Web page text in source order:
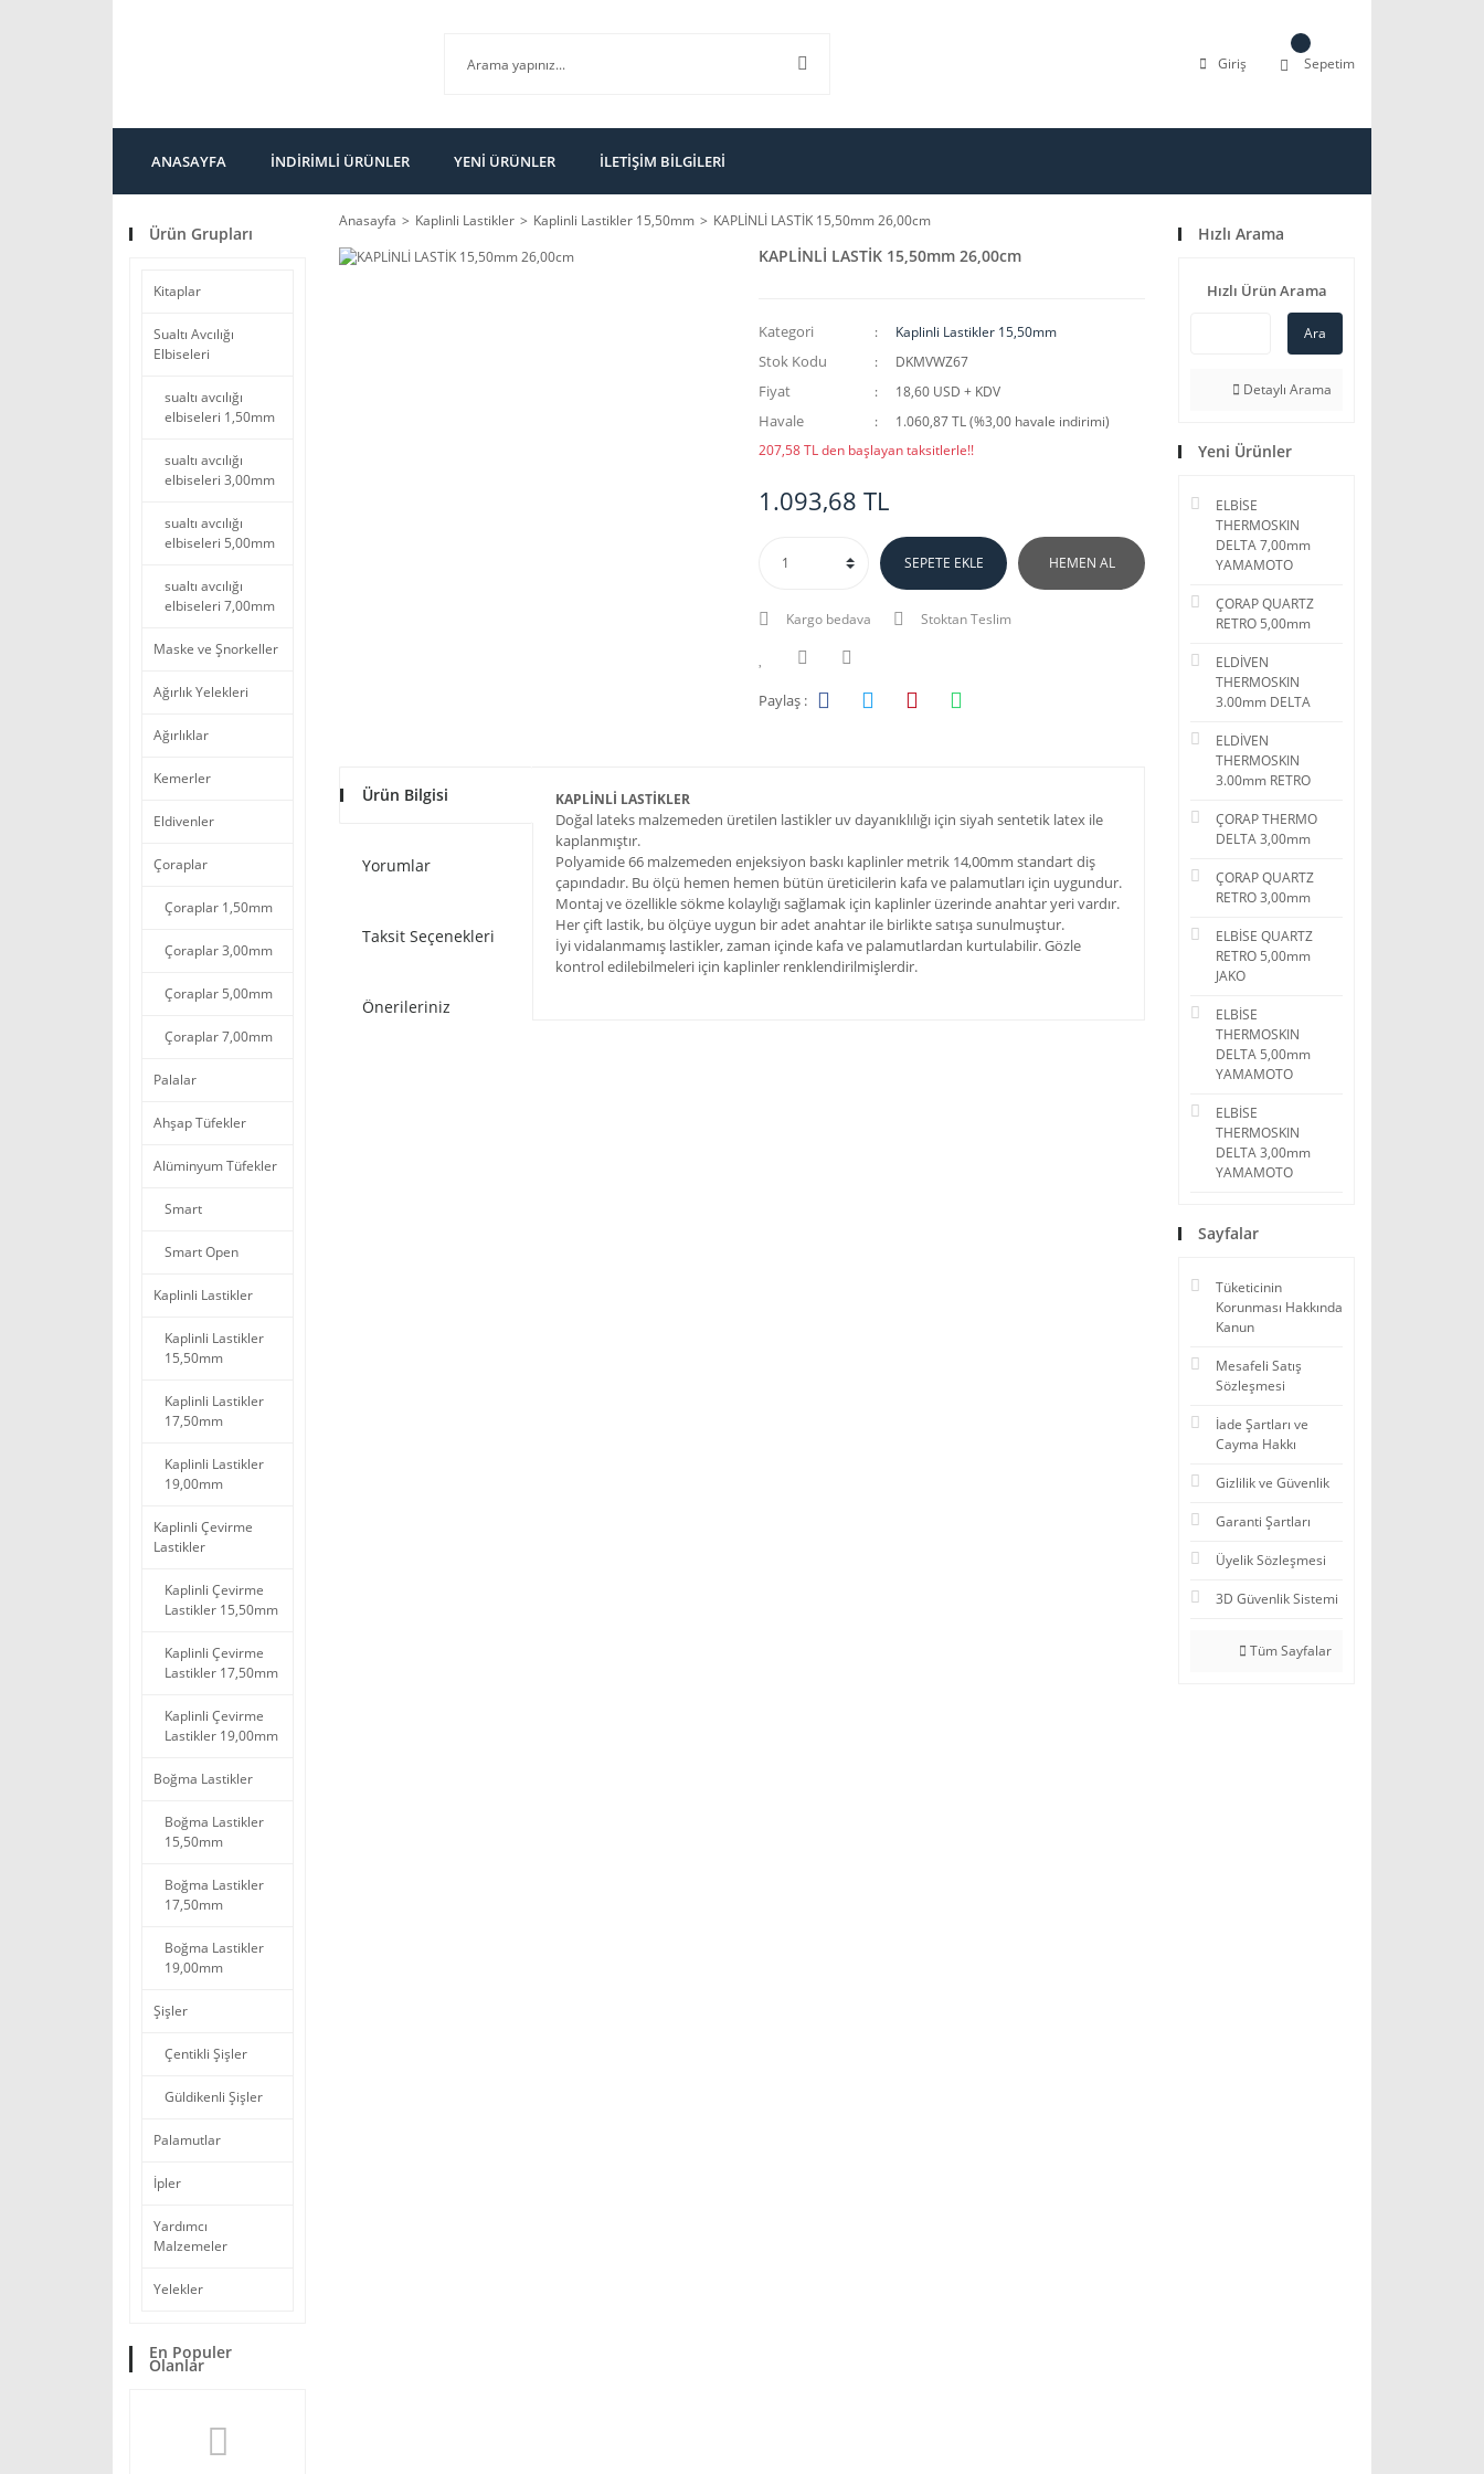
Giriş Sepetim
ANASAYFA İNDİRİMLİ ÜRÜNLER YENİ ÜRÜNLER İLETİŞİM BİLGİLERİ
Ürün Grupları
Kitaplar
Sualtı Avcılığı
Elbiseleri
sualtı avcılığı
elbiseleri 1,50mm
sualtı avcılığı
elbiseleri 3,00mm
sualtı avcılığı
elbiseleri 5,00mm
sualtı avcılığı
elbiseleri 7,00mm
Maske ve Şnorkeller
Ağırlık Yelekleri
Ağırlıklar
Kemerler
Eldivenler
Çoraplar
Çoraplar 1,50mm
Çoraplar 3,00mm
Çoraplar 5,00mm
Çoraplar 7,00mm
Palalar
Ahşap Tüfekler
Alüminyum Tüfekler
Smart
Smart Open
Kaplinli Lastikler
Kaplinli Lastikler
15,50mm
Kaplinli Lastikler
17,50mm
Kaplinli Lastikler
19,00mm
Kaplinli Çevirme
Lastikler
Kaplinli Çevirme
Lastikler 15,50mm
Kaplinli Çevirme
Lastikler 17,50mm
Kaplinli Çevirme
Lastikler 19,00mm
Boğma Lastikler
Boğma Lastikler
15,50mm
Boğma Lastikler
17,50mm
Boğma Lastikler
19,00mm
Şişler
Çentikli Şişler
Güldikenli Şişler
Palamutlar
İpler
Yardımcı
Malzemeler
Yelekler
En Populer
Olanlar
Anasayfa Kaplinli Lastikler Kaplinli Lastikler 15,50mm KAPLİNLİ LASTİK 15,50mm 26,00cm
KAPLİNLİ LASTİK 15,50mm 26,00cm
Kategori Kaplinli Lastikler 15,50mm
Stok Kodu DKMVWZ67
Fiyat 18,60 USD + KDV
Havale
1.060,87 TL (%3,00 havale indirimi)
207,58 TL den başlayan taksitlerle!!
1.093,68 TL
SEPETE EKLE HEMEN AL
Kargo bedava Stoktan Teslim
Paylaş :
Ürün Bilgisi
Yorumlar
Taksit Seçenekleri
Önerileriniz
KAPLİNLİ LASTİKLER
Doğal lateks malzemeden üretilen lastikler uv dayanıklılığı için siyah sentetik latex ile
kaplanmıştır.
Polyamide 66 malzemeden enjeksiyon baskı kaplinler metrik 14,00mm standart diş
çapındadır. Bu ölçü hemen hemen bütün üreticilerin kafa ve palamutları için uygundur.
Montaj ve özellikle sökme kolaylığı sağlamak için kaplinler üzerinde anahtar yeri vardır.
Her çift lastik, bu ölçüye uygun bir adet anahtar ile birlikte satışa sunulmuştur.
İyi vidalanmamış lastikler, zaman içinde kafa ve palamutlardan kurtulabilir. Gözle
kontrol edilebilmeleri için kaplinler renklendirilmişlerdir.
Hızlı Arama
Hızlı Ürün Arama
Ara
Detaylı Arama
Yeni Ürünler
ELBİSE
THERMOSKIN
DELTA 7,00mm
YAMAMOTO
ÇORAP QUARTZ
RETRO 5,00mm
ELDİVEN
THERMOSKIN
3.00mm DELTA
ELDİVEN
THERMOSKIN
3.00mm RETRO
ÇORAP THERMO
DELTA 3,00mm
ÇORAP QUARTZ
RETRO 3,00mm
ELBİSE QUARTZ
RETRO 5,00mm
JAKO
ELBİSE
THERMOSKIN
DELTA 5,00mm
YAMAMOTO
ELBİSE
THERMOSKIN
DELTA 3,00mm
YAMAMOTO
Sayfalar
Tüketicinin
Korunması Hakkında
Kanun
Mesafeli Satış
Sözleşmesi
İade Şartları ve
Cayma Hakkı
Gizlilik ve Güvenlik
Garanti Şartları
Üyelik Sözleşmesi
3D Güvenlik Sistemi
Tüm Sayfalar